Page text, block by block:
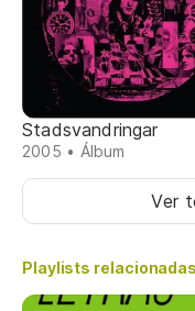
Stadsvandringar
2005 • Álbum
Ver
Playlists relacionadas